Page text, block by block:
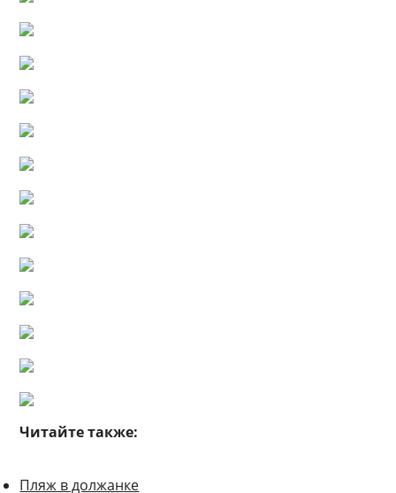
Читайте также:
Пляж в должанке